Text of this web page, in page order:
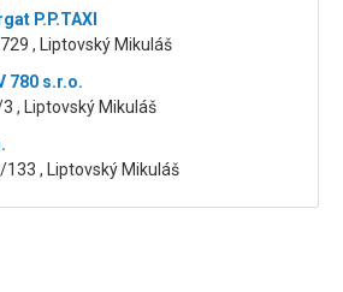
P.P.TAXI
, Liptovský Mikuláš
780 s.r.o.
, Liptovský Mikuláš
133 , Liptovský Mikuláš